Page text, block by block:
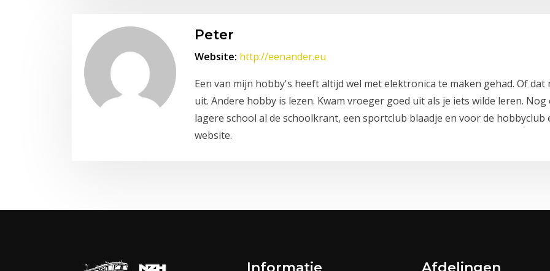
Peter
Website: http://eenander.eu
Een van mijn hobby's heeft altijd wel met elektronica te maken gehad. Of
uit. Andere hobby is lezen. Kwam vroeger goed uit als je iets wilde leren.
lagere school al de schoolkrant, een sportclub blaadje en voor de
website.
Informatie Afdelingen